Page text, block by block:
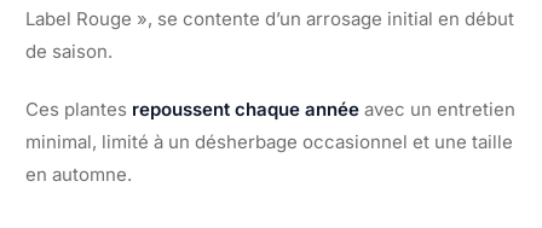
Label Rouge », se contente d’un arrosage initial en début
de saison.
Ces plantes repoussent chaque année avec un entretien
minimal, limité à un désherbage occasionnel et une taille
en automne.